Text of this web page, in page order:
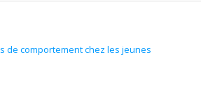
de comportement chez les jeunes